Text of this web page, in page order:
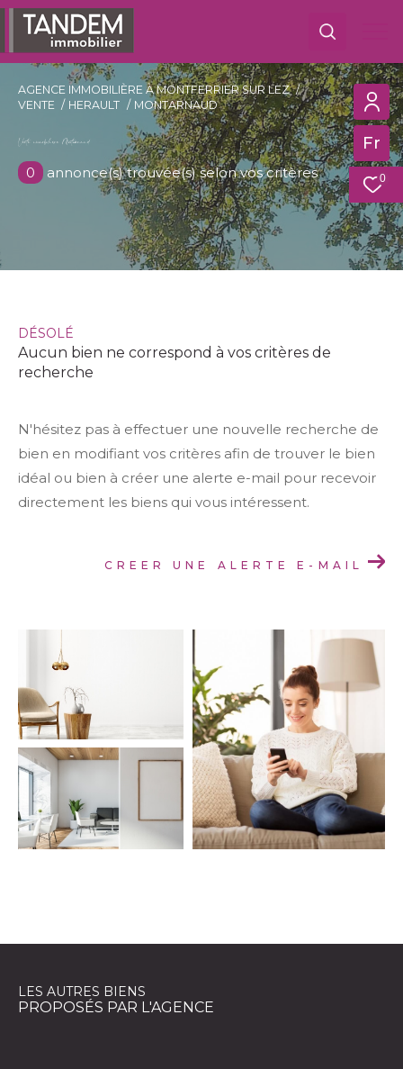
Fr
0
AGENCE IMMOBILIÈRE À MONTFERRIER SUR LEZ
VENTE
HERAULT MONTARNAUD
Vente immobilière Montarnaud
0 annonce(s) trouvée(s) selon vos critères
DÉSOLÉ
Aucun bien ne correspond à vos critères de
recherche
N'hésitez pas à effectuer une nouvelle recherche de
bien en modifiant vos critères afin de trouver le bien
idéal ou bien à créer une alerte e-mail pour recevoir
directement les biens qui vous intéressent.
CREER UNE ALERTE E-MAIL
LES AUTRES BIENS
PROPOSÉS PAR L'AGENCE
EFFECTUER UNE RECHERCHE
Trouver mon futur bien
recherche
Type
Ville
Surface
Surface
AFFINER LES CRITÈRES
TERRASSE PARKING PISCINE
FILTRER PAR
COUPS DE COEUR
EXCLUSIVITÉS NOUVEAUTÉS
RECHERCHER